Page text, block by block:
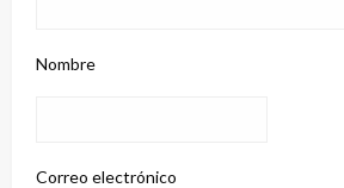
Nombre
Correo electrónico